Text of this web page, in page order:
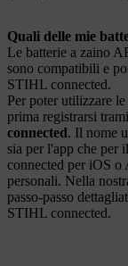
Quali delle mie
Le batterie a zaino
sono compatibili e
STIHL connected.
Per poter utilizzare
prima registrarsi
connected. Il nome
sia per l'app che per
connected per iOS o
personali. Nella
passo-passo
STIHL connected.